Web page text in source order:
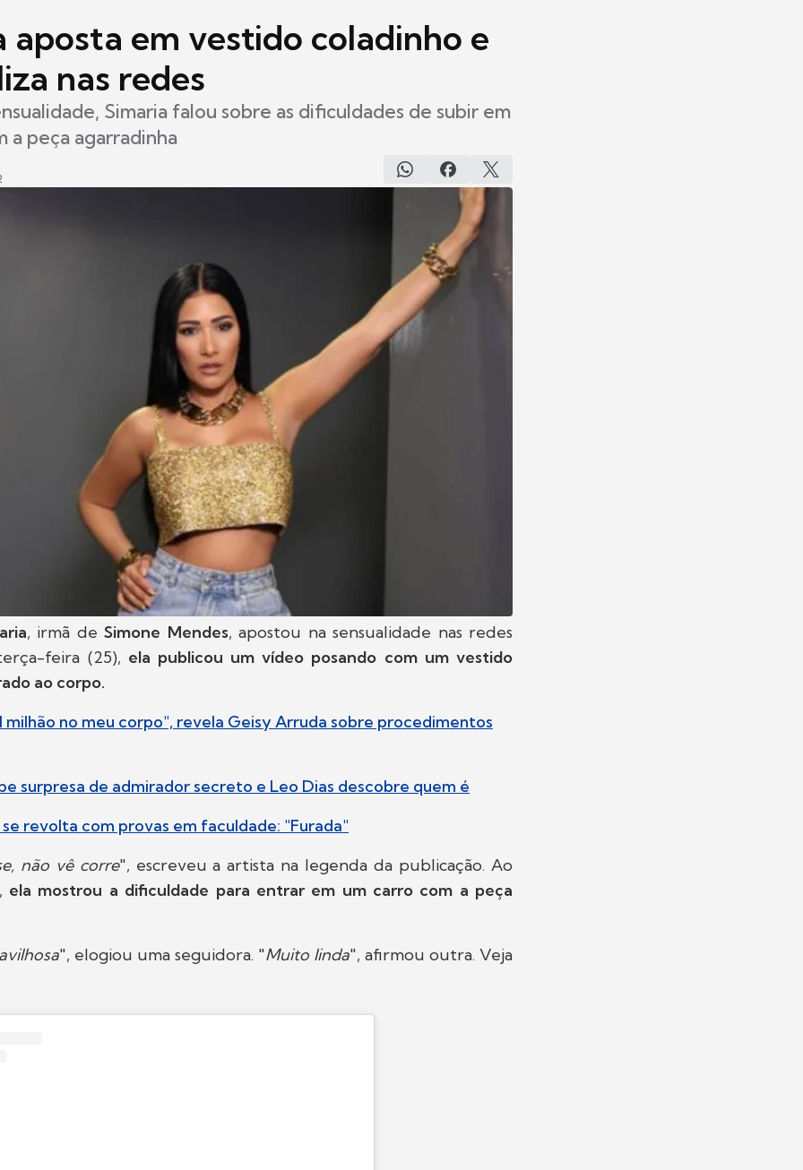
aposta em vestido coladinho e
nas redes
Simaria falou sobre as dificuldades de subir em
a peça agarradinha
, irmã deSimone Mendes, apostou na sensualidade nas redes
feira (25), ela publicou um vídeo posando com um vestido
ao corpo.
milhão no meu corpo", revela Geisy Arruda sobre procedimentos
surpresa de admirador secreto e Leo Dias descobre quem é
se revolta com provas em faculdade: "Furada"
não vê corre", escreveu a artista na legenda da publicação. Ao
ela mostrou a dificuldade para entrar em um carro com a peça
", elogiou uma seguidora. "Muito linda", afirmou outra. Veja